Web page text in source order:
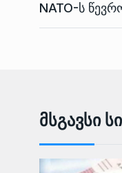
NATO-ს
Მსგავსი